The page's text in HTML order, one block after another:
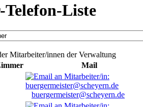
Liste
Mitarbeiter/innen der Verwaltung
Mail
buergermeister@scheyern.de